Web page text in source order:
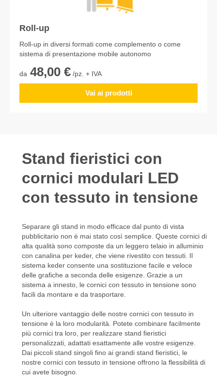
Roll-up
Roll-up in diversi formati come complemento o come
sistema di presentazione mobile autonomo
da 48,00 € /pz. + IVA
Vai ai prodotti
Stand fieristici con
cornici modulari LED
con tessuto in tensione
Separare gli stand in modo efficace dal punto di vista
pubblicitario non è mai stato così semplice. Queste cornici di
alta qualità sono composte da un leggero telaio in alluminio
con canalina per keder, che viene rivestito con tessuti. Il
sistema keder consente una sostituzione facile e veloce
delle grafiche a seconda delle esigenze. Grazie a un
sistema a innesto, le cornici con tessuto in tensione sono
facili da montare e da trasportare.
Un ulteriore vantaggio delle nostre cornici con tessuto in
tensione è la loro modularità. Potete combinare facilmente
più cornici tra loro, per realizzare stand fieristici
personalizzati, adattati esattamente alle vostre esigenze.
Dai piccoli stand singoli fino ai grandi stand fieristici, le
nostre cornici con tessuto in tensione offrono la flessibilità di
cui avete bisogno.